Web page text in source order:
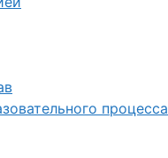
процесса